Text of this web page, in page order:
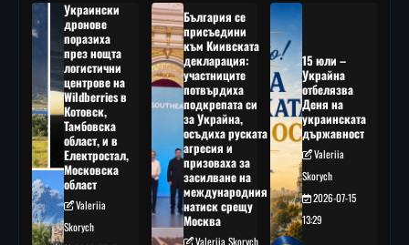
Украински
дронове
поразиха
през нощта
логистични
центрове на
Wildberries в
Котовск,
Тамбовска
област, и в
Електростал,
Московска
област
Valeriia
Skorych
България се
присъедини
към Киивската
декларация:
участниците
потвърдиха
подкрепата си
за Украйна,
осъдиха руската
агресия и
призоваха за
засилване на
международния
натиск срещу
Москва
Valeriia Skorych
15 юли –
Украйна
отбелязва
Деня на
украинската
държавност
Valeriia
Skorych
2026-07-15
13:29